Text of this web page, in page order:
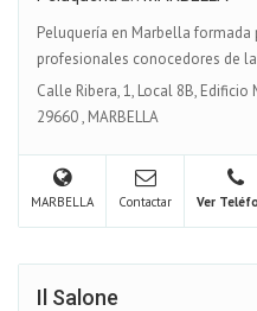
Peluquería en Marbella formada
profesionales conocedores de
Calle Ribera, 1, Local 8B,
29660, MARBELLA
MARBELLA Contactar Ver
Il Salone